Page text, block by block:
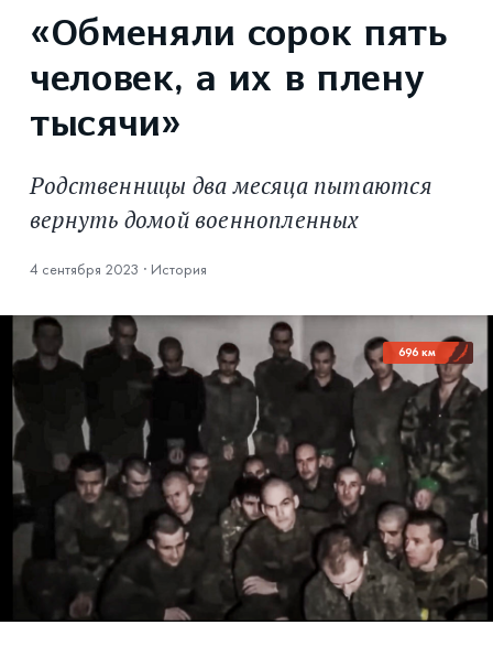
«Обменяли сорок пять
человек, а их в плену
тысячи»
Родственницы два месяца пытаются
вернуть домой военнопленных
4 сентября 2023 · История
696 км